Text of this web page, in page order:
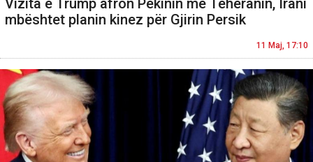
Vizita e Trump afron Pekinin me Teheranin, Irani
mbështet planin kinez për Gjirin Persik
11 Maj, 17:10